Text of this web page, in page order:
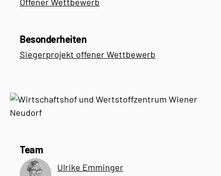
Besonderheiten
Siegerprojekt offener Wettbewerb
Team
Ulrike Emminger